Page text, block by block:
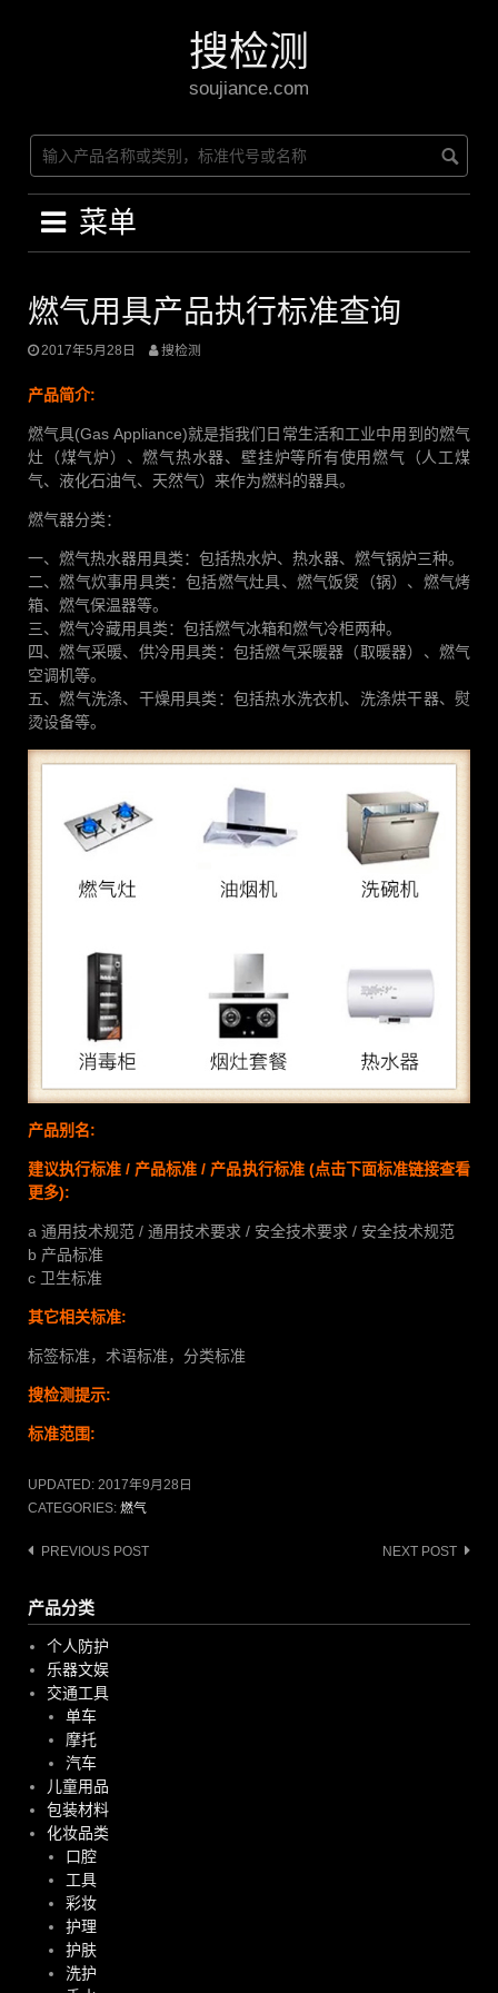
搜检测
soujiance.com
菜单
燃气用具产品执行标准查询
2017年5月28日 搜检测
产品简介:
燃气具(Gas Appliance)就是指我们日常生活和工业中用到的燃气
灶（煤气炉）、燃气热水器、壁挂炉等所有使用燃气（人工煤
气、液化石油气、天然气）来作为燃料的器具。
燃气器分类：
一、燃气热水器用具类：包括热水炉、热水器、燃气锅炉三种。
二、燃气炊事用具类：包括燃气灶具、燃气饭煲（锅）、燃气烤
箱、燃气保温器等。
三、燃气冷藏用具类：包括燃气冰箱和燃气冷柜两种。
四、燃气采暖、供冷用具类：包括燃气采暖器（取暖器）、燃气
空调机等。
五、燃气洗涤、干燥用具类：包括热水洗衣机、洗涤烘干器、熨
烫设备等。
产品别名:
建议执行标准 / 产品标准 / 产品执行标准(点击下面标准链接查看
更多):
a 通用技术规范 / 通用技术要求 / 安全技术要求 / 安全技术规范
b 产品标准
c 卫生标准
其它相关标准:
标签标准，术语标准，分类标准
搜检测提示:
标准范围:
UPDATED: 2017年9月28日
CATEGORIES: 燃气
Post
PREVIOUS POST NEXT POST
产品分类
个人防护
乐器文娱
交通工具
单车
摩托
汽车
儿童用品
包装材料
化妆品类
口腔
工具
彩妆
护理
护肤
洗护